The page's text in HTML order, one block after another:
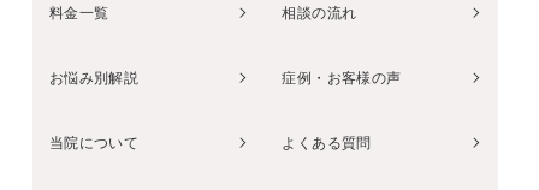
料金一覧 相談の流れ
お悩み別解説 症例・お客様の声
当院について よくある質問